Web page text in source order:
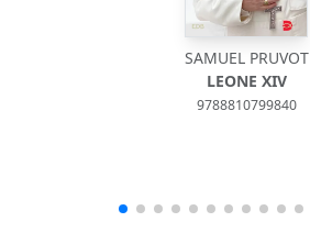
SAMUEL PRUVOT
LEONE XIV
9788810799840